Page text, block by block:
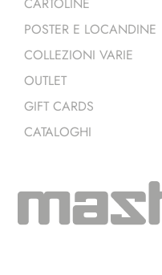
POSTER E LOCANDINE
COLLEZIONI VARIE
OUTLET
GIFT CARDS
CATALOGHI